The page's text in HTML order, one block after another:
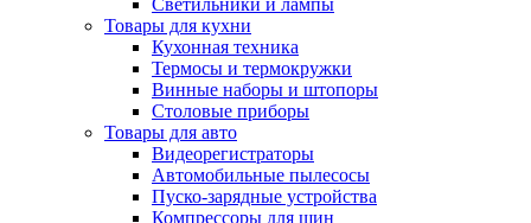
Светильники и лампы
Товары для кухни
Кухонная техника
Термосы и термокружки
Винные наборы и штопоры
Столовые приборы
Товары для авто
Видеорегистраторы
Автомобильные пылесосы
Пуско-зарядные устройства
Компрессоры для шин